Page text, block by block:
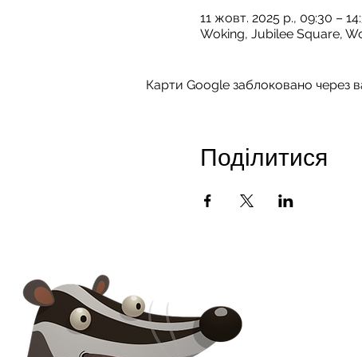
11 жовт. 2025 р., 09:30 –
Woking, Jubilee Square,
Карти Google заблоковано через
Поділитися